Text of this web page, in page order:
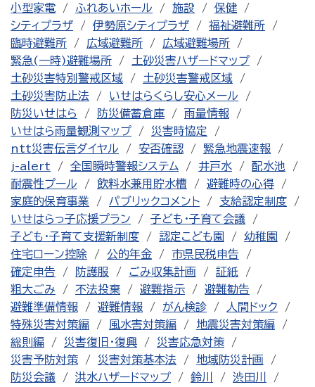
小型家電 ふれあいホール 施設
保健
シティプラザ
伊勢原シティプラザ
福祉避難所
臨時避難所
広域避難所
広域避難場所
緊急(一時)避難場所
土砂災害ハザードマップ
土砂災害特別警戒区域
土砂災害警戒区域
土砂災害防止法
いせはらくらし安心メール
防災いせはら
防災備蓄倉庫
雨量情報
いせはら雨量観測マップ
災害時協定
ntt災害伝言ダイヤル
安否確認
緊急地震速報
j-alert
全国瞬時警報システム 井戸水
配水池
耐震性プール
飲料水兼用貯水槽
避難時の心得
家庭的保育事業
パブリックコメント
支給認定制度
いせはらっ子応援プラン
子ども・子育て会議
子ども・子育て支援新制度
認定こども園
幼稚園
住宅ローン控除
公的年金
市県民税申告
確定申告
防護服 ごみ収集計画
証紙
粗大ごみ
不法投棄 避難指示
避難勧告
避難準備情報
避難情報 がん検診
人間ドック
特殊災害対策編
風水害対策編
地震災害対策編
総則編
災害復旧・復興
災害応急対策
災害予防対策
災害対策基本法
地域防災計画
防災会議
洪水ハザードマップ 鈴川
渋田川